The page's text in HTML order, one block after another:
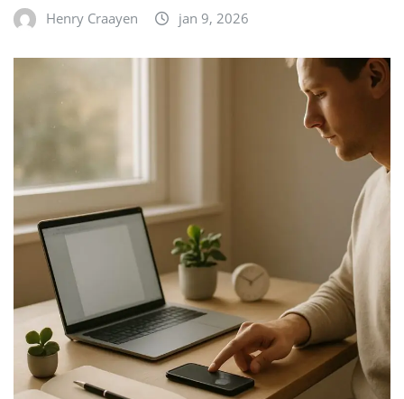
Henry Craayen jan 9, 2026